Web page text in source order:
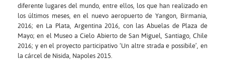
diferente lugares del mundo, entre ellos, los que han realizado en
los últimos meses, en el nuevo aeropuerto de Yangon, Birmania,
2016; en La Plata, Argentina 2016, con las Abuelas de Plaza de
Mayo; en el Museo a Cielo Abierto de San Miguel, Santiago, Chile
2016; y en el proyecto participativo ‘Un altre strada e possibile’, en
la cárcel de Nisida, Napoles 2015.